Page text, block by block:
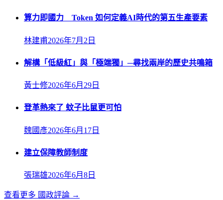
算力即國力 Token 如何定義AI時代的第五生產要素
林建甫2026年7月2日
解構「低級紅」與「極端獨」─尋找兩岸的歷史共鳴箱
黃士修2026年6月29日
登革熱來了 蚊子比鼠更可怕
魏國彥2026年6月17日
建立保障教師制度
張瑞雄2026年6月8日
查看更多 國政評論 →